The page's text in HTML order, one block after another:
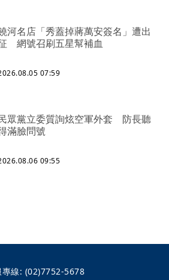
河名店「秀蓋掉蔣萬安簽名」遭出
網號召刷五星幫補血
07:59
眾黨立委質詢炫空軍外套 防長聽
滿臉問號
09:55
專線: (02)7752-5678